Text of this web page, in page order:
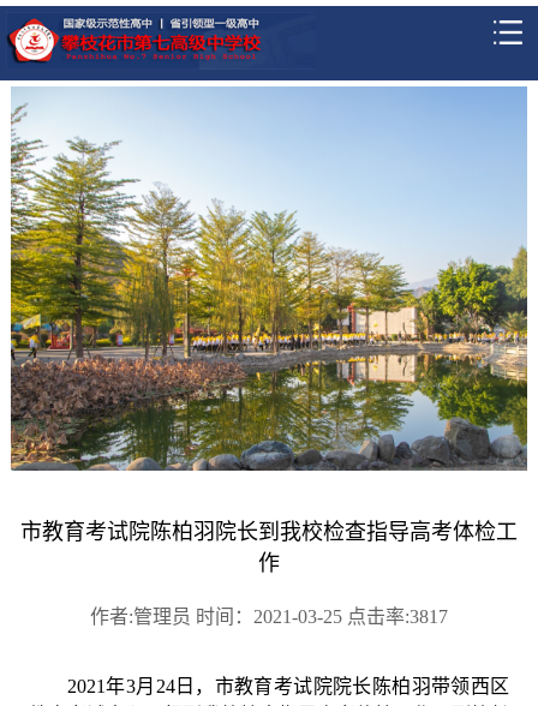
市教育考试院陈柏羽院长到我校检查指导高考体检工
作
作者:管理员 时间：2021-03-25 点击率:3817
2021年3月24日，市教育考试院院长陈柏羽带领西区